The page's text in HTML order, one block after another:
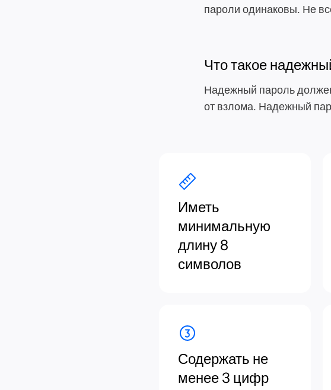
пароли одинаковы. Не
Что такое
Надежный пароль
от взлома. Надежный
Иметь
минимальную
длину 8
символов
Содержать не
менее 3 цифр